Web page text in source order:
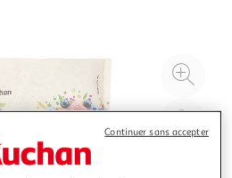
à
Continuer sans accepter